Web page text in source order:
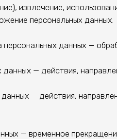
извлечение,
персональных данных.
персональных данных —
— действия,
— действия,
— временное